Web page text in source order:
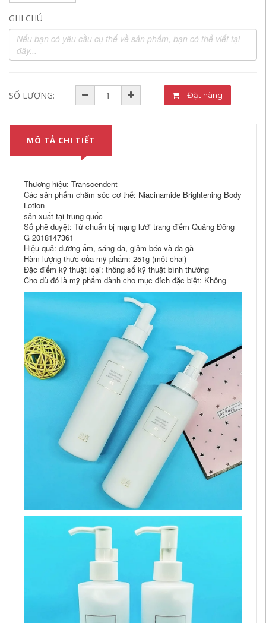
GHI CHÚ
SỐ LƯỢNG: Đặt hàng
MÔ TẢ CHI TIẾT
Thương hiệu: Transcendent
Các sản phẩm chăm sóc cơ thể: Niacinamide Brightening Body
Lotion
sản xuất tại trung quốc
Số phê duyệt: Từ chuẩn bị mạng lưới trang điểm Quảng Đông
G 2018147361
Hiệu quả: dưỡng ẩm, sáng da, giảm béo và da gà
Hàm lượng thực của mỹ phẩm: 251g (một chai)
Đặc điểm kỹ thuật loại: thông số kỹ thuật bình thường
Cho dù đó là mỹ phẩm dành cho mục đích đặc biệt: Không